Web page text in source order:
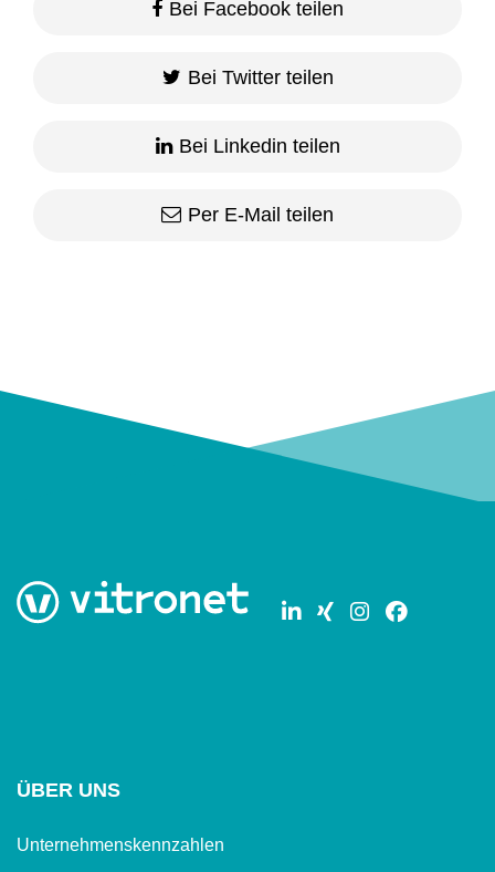
Bei Facebook teilen
Bei Twitter teilen
Bei Linkedin teilen
Per E-Mail teilen
ÜBER UNS
Unternehmenskennzahlen